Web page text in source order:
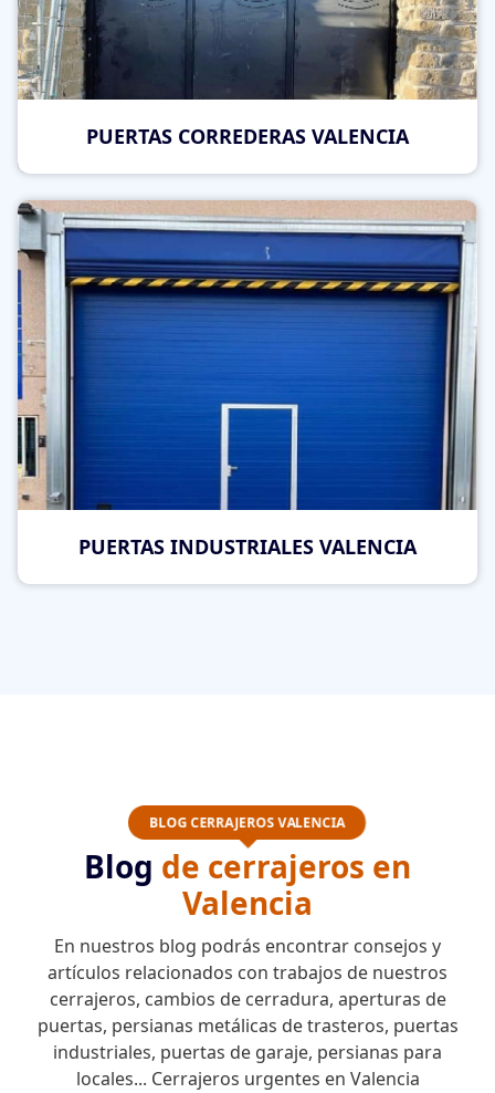
PUERTAS CORREDERAS VALENCIA
PUERTAS INDUSTRIALES VALENCIA
BLOG CERRAJEROS VALENCIA
Blog de cerrajeros en
Valencia
En nuestros blog podrás encontrar consejos y
artículos relacionados con trabajos de nuestros
cerrajeros, cambios de cerradura, aperturas de
puertas, persianas metálicas de trasteros, puertas
industriales, puertas de garaje, persianas para
locales... Cerrajeros urgentes en Valencia